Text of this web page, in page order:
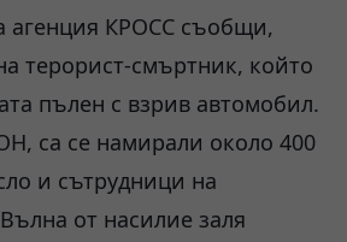
КРОСС съобщи,
терорист-смъртник, който
пълен с взрив автомобил.
са се намирали около 400
и сътрудници на
от насилие заля